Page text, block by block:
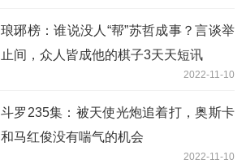
琅琊榜：谁说没人“帮”苏哲成事？言谈举
止间，众人皆成他的棋子3天天短讯
2022-11-10
斗罗235集：被天使光炮追着打，奥斯卡
和马红俊没有喘气的机会
2022-11-10